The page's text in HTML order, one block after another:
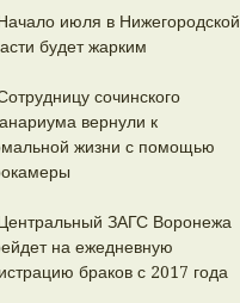
июля в Нижегородской
будет жарким
сочинского
вернули к
жизни с помощью
ЗАГС Воронежа
на ежедневную
браков с 2017 года